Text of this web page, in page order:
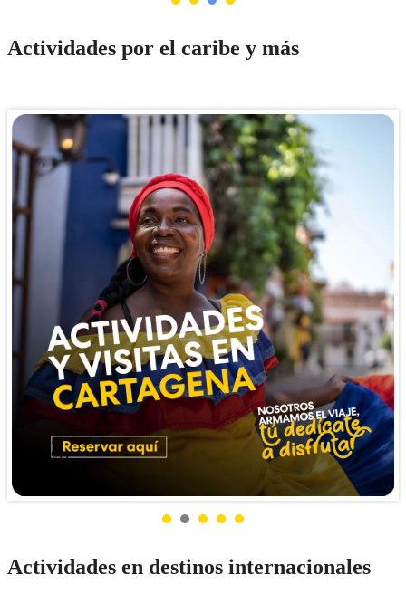
Actividades por el caribe y más
Actividades en destinos internacionales